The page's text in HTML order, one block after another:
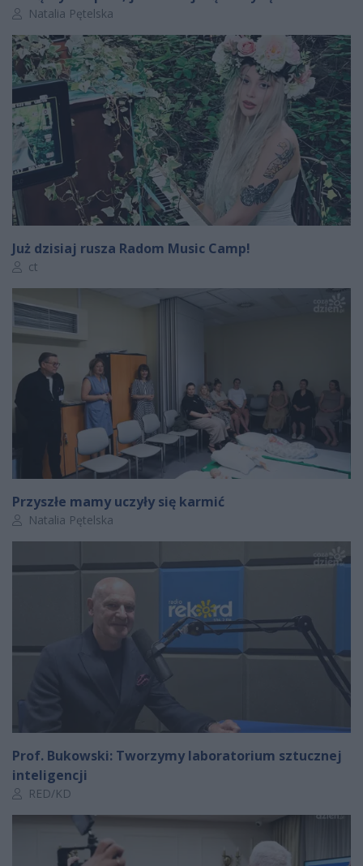
Autor artykułu:
Natalia Pętelska
Już dzisiaj rusza Radom Music Camp!
Autor artykułu:
ct
Przyszłe mamy uczyły się karmić
Autor artykułu:
Natalia Pętelska
Prof. Bukowski: Tworzymy laboratorium sztucznej
inteligencji
Autor artykułu:
RED/KD